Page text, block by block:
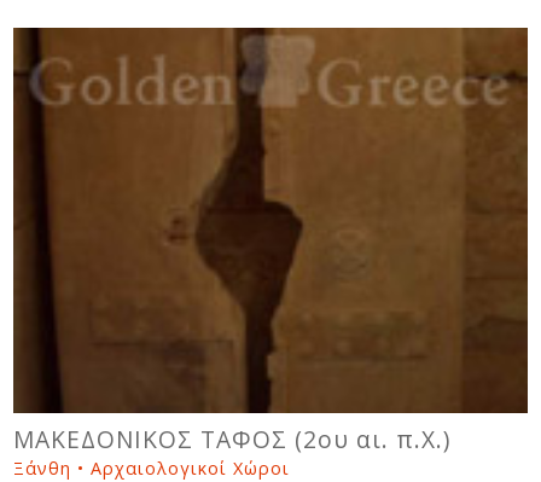
ΜΑΚΕΔΟΝΙΚΟΣ ΤΑΦΟΣ (2ου αι. π.Χ.)
Ξάνθη • Αρχαιολογικοί Χώροι